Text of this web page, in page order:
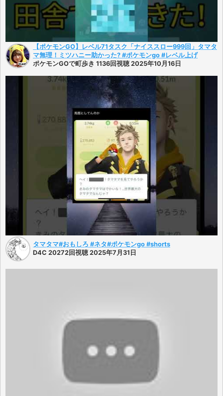
【ポケモンGO】レベル71タスク「ナイススロー999回」タマタ
マ無理！ミツハニー助かった? #ポケモンgo #レベル上げ
ポケモンGOで町歩き 1136回視聴 2025年10月16日
タマタマ#おもしろ #ネタ#ポケモンgo #shorts
D4C 20272回視聴 2025年7月31日